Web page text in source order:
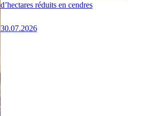
d’hectares réduits en cendres
30.07.2026